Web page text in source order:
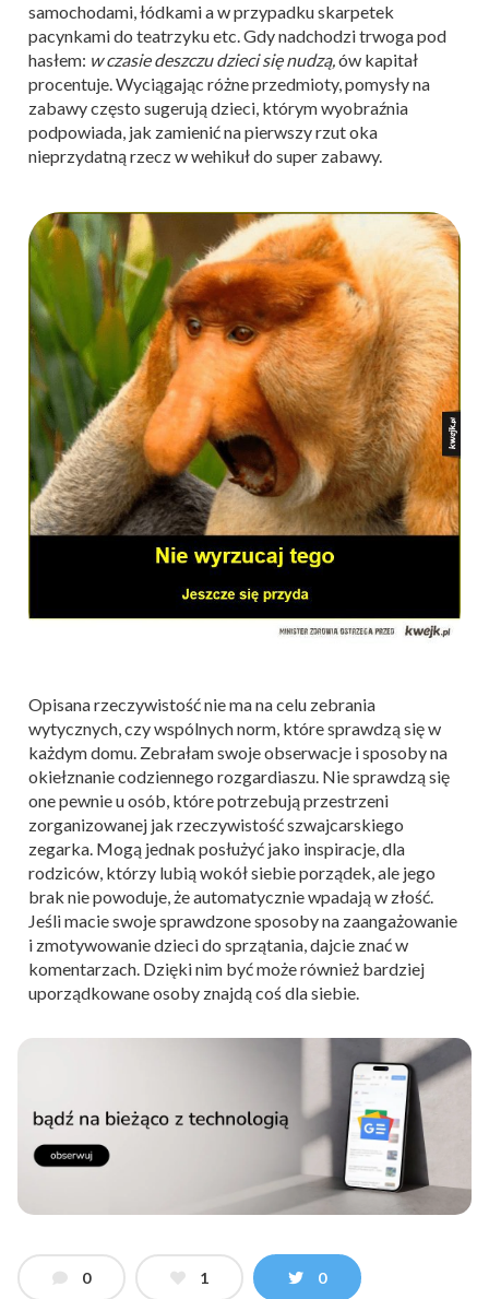
samochodami, łódkami a w przypadku skarpetek
pacynkami do teatrzyku etc. Gdy nadchodzi trwoga pod
hasłem: w czasie deszczu dzieci się nudzą, ów kapitał
procentuje. Wyciągając różne przedmioty, pomysły na
zabawy często sugerują dzieci, którym wyobraźnia
podpowiada, jak zamienić na pierwszy rzut oka
nieprzydatną rzecz w wehikuł do super zabawy.
Opisana rzeczywistość nie ma na celu zebrania
wytycznych, czy wspólnych norm, które sprawdzą się w
każdym domu. Zebrałam swoje obserwacje i sposoby na
okiełznanie codziennego rozgardiaszu. Nie sprawdzą się
one pewnie u osób, które potrzebują przestrzeni
zorganizowanej jak rzeczywistość szwajcarskiego
zegarka. Mogą jednak posłużyć jako inspiracje, dla
rodziców, którzy lubią wokół siebie porządek, ale jego
brak nie powoduje, że automatycznie wpadają w złość.
Jeśli macie swoje sprawdzone sposoby na zaangażowanie
i zmotywowanie dzieci do sprzątania, dajcie znać w
komentarzach. Dzięki nim być może również bardziej
uporządkowane osoby znajdą coś dla siebie.
0 1 0